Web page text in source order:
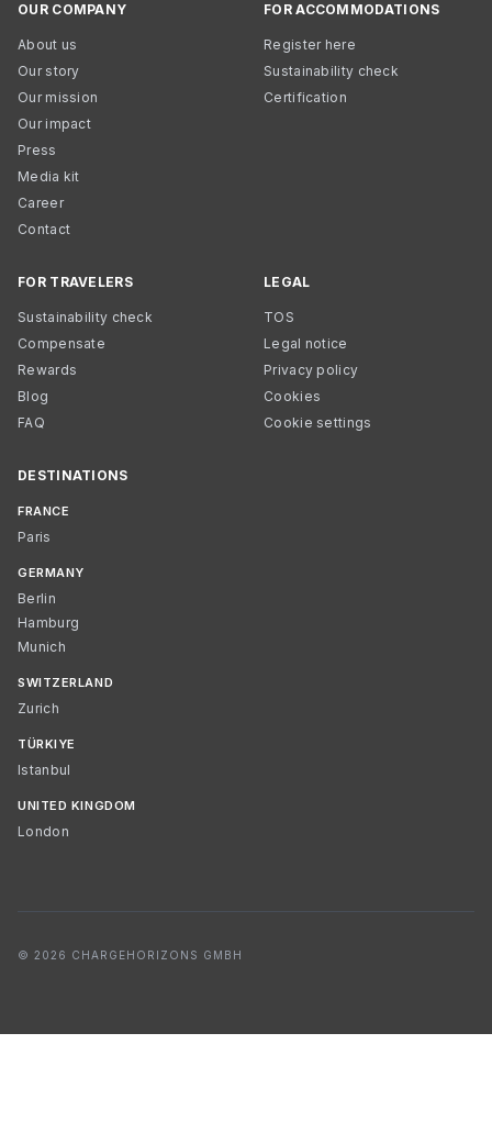
OUR COMPANY
About us
Our story
Our mission
Our impact
Press
Media kit
Career
Contact
FOR ACCOMMODATIONS
Register here
Sustainability check
Certification
FOR TRAVELERS
Sustainability check
Compensate
Rewards
Blog
FAQ
LEGAL
TOS
Legal notice
Privacy policy
Cookies
Cookie settings
DESTINATIONS
FRANCE
Paris
GERMANY
Berlin
Hamburg
Munich
SWITZERLAND
Zurich
TÜRKIYE
Istanbul
UNITED KINGDOM
London
© 2026 CHARGEHORIZONS GMBH